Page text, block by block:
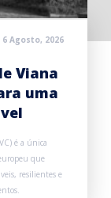
6 Agosto, 2026
Viana
uma
é a única
que
resilientes e